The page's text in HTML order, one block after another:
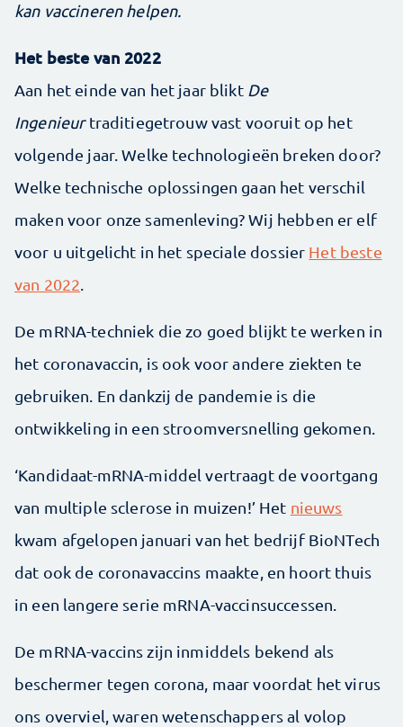
kan vaccineren helpen.
Het beste van 2022
Aan het einde van het jaar blikt De
Ingenieurtraditiegetrouw vast vooruit op het
volgende jaar. Welke technologieën breken door?
Welke technische oplossingen gaan het verschil
maken voor onze samenleving? Wij hebben er elf
voor u uitgelicht in het speciale dossier Het beste
van 2022.
De mRNA-techniek die zo goed blijkt te werken in
het coronavaccin, is ook voor andere ziekten te
gebruiken. En dankzij de pandemie is die
ontwikkeling in een stroomversnelling gekomen.
‘Kandidaat-mRNA-middel vertraagt de voortgang
van multiple sclerose in muizen!’ Het nieuws
kwam afgelopen januari van het bedrijf BioNTech
dat ook de coronavaccins maakte, en hoort thuis
in een langere serie mRNA-vaccinsuccessen.
De mRNA-vaccins zijn inmiddels bekend als
beschermer tegen corona, maar voordat het virus
ons overviel, waren wetenschappers al volop